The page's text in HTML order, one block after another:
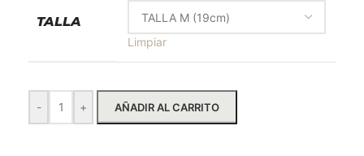
TALLA
Limpiar
- + AÑADIR AL CARRITO